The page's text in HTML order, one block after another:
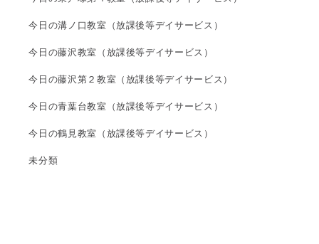
今日の溝ノ口教室（放課後等デイサービス）
今日の藤沢教室（放課後等デイサービス）
今日の藤沢第２教室（放課後等デイサービス）
今日の青葉台教室（放課後等デイサービス）
今日の鶴見教室（放課後等デイサービス）
未分類